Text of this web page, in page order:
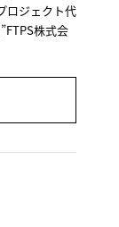
ロジェクト代
株式会